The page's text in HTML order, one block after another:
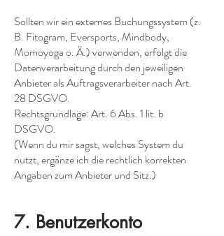
Sollten wir ein externes Buchungssystem (z.
B. Fitogram, Eversports, Mindbody,
Momoyoga o. Ä.) verwenden, erfolgt die
Datenverarbeitung durch den jeweiligen
Anbieter als Auftragsverarbeiter nach Art.
28 DSGVO.
Rechtsgrundlage: Art. 6 Abs. 1 lit. b
DSGVO.
(Wenn du mir sagst, welches System du
nutzt, ergänze ich die rechtlich korrekten
Angaben zum Anbieter und Sitz.)
7. Benutzerkonto